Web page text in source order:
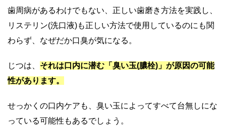
歯周病があるわけでもない、正しい歯磨き方法を実践し、
リステリン(洗口液)も正しい方法で使用しているのにも関
わらず、なぜだか口臭が気になる。
じつは、 それは口内に潜む「臭い玉(膿栓)」が原因の可能
性があります。
せっかくの口内ケアも、臭い玉によってすべて台無しにな
っている可能性もあるでしょう。